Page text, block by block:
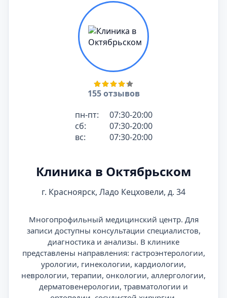
155 отзывов
пн-пт:
07:30-20:00
сб:
07:30-20:00
вс:
07:30-20:00
Клиника в Октябрьском
г. Красноярск, Ладо Кецховели, д. 34
Многопрофильный медицинский центр. Для
записи доступны консультации специалистов,
диагностика и анализы. В клинике
представлены направления: гастроэнтерологии,
урологии, гинекологии, кардиологии,
неврологии, терапии, онкологии, аллергологии,
дерматовенерологии, травматологии и